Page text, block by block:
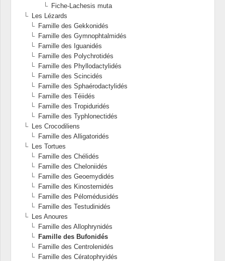
Fiche-Lachesis muta
Les Lézards
Famille des Gekkonidés
Famille des Gymnophtalmidés
Famille des Iguanidés
Famille des Polychrotidés
Famille des Phyllodactylidés
Famille des Scincidés
Famille des Sphaérodactylidés
Famille des Téiidés
Famille des Tropiduridés
Famille des Typhlonectidés
Les Crocodiliens
Famille des Alligatoridés
Les Tortues
Famille des Chélidés
Famille des Cheloniidés
Famille des Geoemydidés
Famille des Kinosternidés
Famille des Pélomédusidés
Famille des Testudinidés
Les Anoures
Famille des Allophrynidés
Famille des Bufonidés
Famille des Centrolenidés
Famille des Cératophryidés